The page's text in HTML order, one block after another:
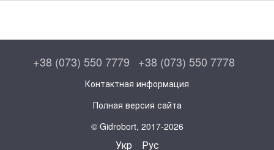
+38 (073) 550 7779 +38 (073) 550 7778
Контактная информация
Полная версия сайта
© Gidrobort, 2017-2026
Укр Рус